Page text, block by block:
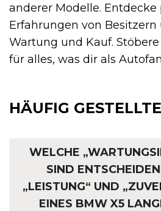
anderer Modelle. Entdecke
Erfahrungen von
Wartung und Kauf.
für alles, was dir als
HÄUFIG
WELCHE
SIND
„LEISTUNG“ UND
EINES BMW X5